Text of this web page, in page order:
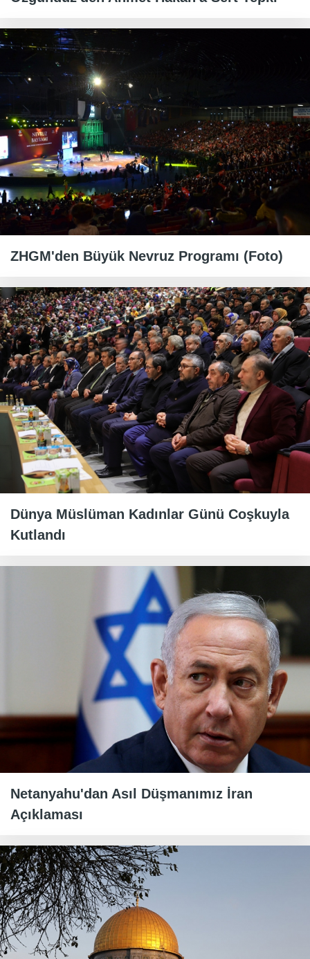
ZHGM'den Büyük Nevruz Programı (Foto)
Dünya Müslüman Kadınlar Günü Coşkuyla
Kutlandı
Netanyahu'dan Asıl Düşmanımız İran
Açıklaması